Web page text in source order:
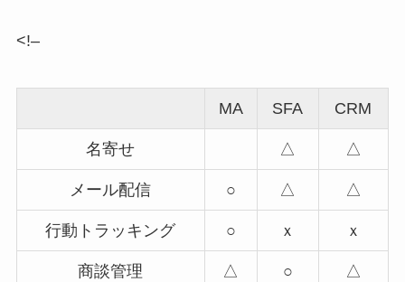
<!–
MA SFA CRM
名寄せ △ △
メール配信 ○ △ △
行動トラッキング ○ ｘ ｘ
商談管理 △ ○ △